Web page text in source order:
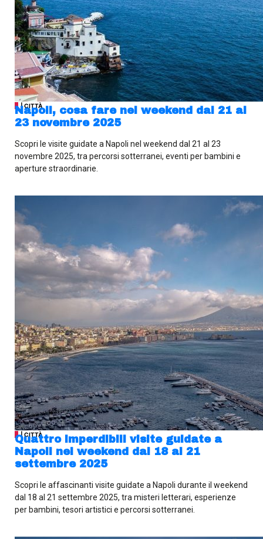
| CITTÀ
Napoli, cosa fare nel weekend dal 21 al
23 novembre 2025
Scopri le visite guidate a Napoli nel weekend dal 21 al 23
novembre 2025, tra percorsi sotterranei, eventi per bambini e
aperture straordinarie.
| CITTÀ
Quattro imperdibili visite guidate a
Napoli nel weekend dal 18 al 21
settembre 2025
Scopri le affascinanti visite guidate a Napoli durante il weekend
dal 18 al 21 settembre 2025, tra misteri letterari, esperienze
per bambini, tesori artistici e percorsi sotterranei.